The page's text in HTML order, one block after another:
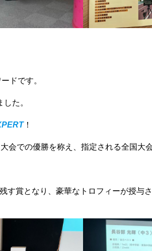
ビス一覧 参加方法
RIXPERTブログ
ドです。
た。
！
会での優勝を称え、指定される全国大
す賞となり、豪華なトロフィーが授与さ